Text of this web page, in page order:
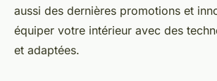
aussi des dernières promotions et
équiper votre intérieur avec des
et adaptées.